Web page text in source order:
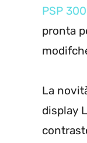
PSP
pronta
La
display